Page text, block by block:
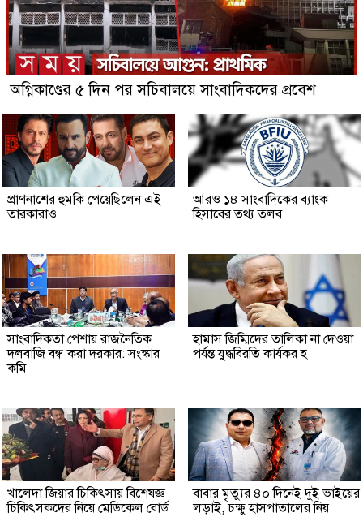
অগ্নিকাণ্ডের ৫ দিন পর সচিবালয়ে সাংবাদিকদের প্রবেশ
প্রাণনাশের হুমকি পেয়েছিলেন এই
তারকারাও
আরও ১৪ সাংবাদিকের ব্যাংক
হিসাবের তথ্য তলব
সাংবাদিকতা পেশায় রাজনৈতিক
দলবাজি বন্ধ করা দরকার: সংস্কার
কমি
হামাস জিম্মিদের তালিকা না দেওয়া
পর্যন্ত যুদ্ধবিরতি কার্যকর হ
খালেদা জিয়ার চিকিৎসায় বিশেষজ্ঞ
চিকিৎসকদের নিয়ে মেডিকেল বোর্ড
বাবার মৃত্যুর ৪০ দিনেই দুই ভাইয়ের
লড়াই, চক্ষু হাসপাতালের নিয়